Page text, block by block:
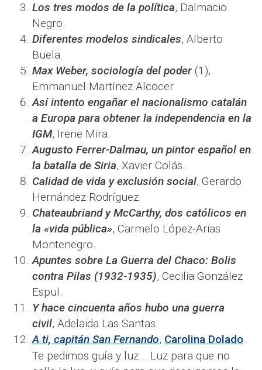
Los tres modos de la política, Dalmacio
Negro.
Diferentes modelos sindicales, Alberto
Buela.
Max Weber, sociología del poder (1),
Emmanuel Martínez Alcocer
Así intento engañar el nacionalismo catalán
a Europa para obtener la independencia en la
IGM, Irene Mira.
Augusto Ferrer-Dalmau, un pintor español en
la batalla de Siria, Xavier Colás.
Calidad de vida y exclusión social, Gerardo
Hernández Rodríguez.
Chateaubriand y McCarthy, dos católicos en
la «vida pública», Carmelo López-Arias
Montenegro.
Apuntes sobre La Guerra del Chaco: Bolis
contra Pilas (1932-1935), Cecilia González
Espul.
Y hace cincuenta años hubo una guerra
civil, Adelaida Las Santas.
A ti, capitán San Fernando, Carolina Dolado.
Te pedimos guía y luz.​.. Luz para que no